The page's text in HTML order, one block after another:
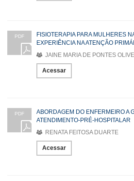
PDF
FISIOTERAPIA PARA MULHERES
EXPERIÊNCIA NA ATENÇÃO
JAINE MARIA DE PONTES
Acessar
PDF
ABORDAGEM DO ENFERMEIRO A
ATENDIMENTO-PRÉ-HOSPITALAR
RENATA FEITOSA DUARTE
Acessar